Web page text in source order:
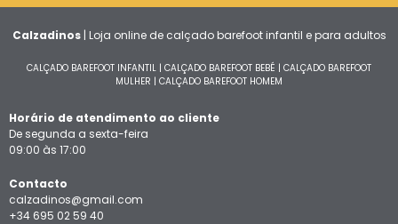
Calzadinos| Loja online de calçado barefoot infantil e para adultos
CALÇADO BAREFOOT INFANTIL | CALÇADO BAREFOOT BEBÉ | CALÇADO BAREFOOT
MULHER | CALÇADO BAREFOOT HOMEM
Horário de atendimento ao cliente
De segunda a sexta-feira
09:00 às 17:00
Contacto
calzadinos@gmail.com
+34 695 02 59 40